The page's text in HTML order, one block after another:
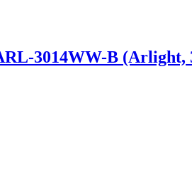
3014WW-B